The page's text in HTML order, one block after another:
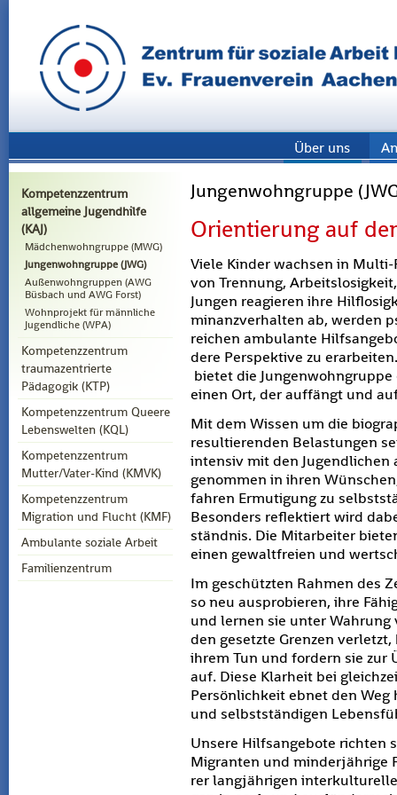
Über uns
Kompetenzzentrum
allgemeine Jugendhilfe
(KAJ)
Mädchenwohngruppe (MWG)
Jungenwohngruppe (JWG)
Außenwohngruppen (AWG
Büsbach und AWG Forst)
Wohnprojekt für männliche
Jugendliche (WPA)
Kompetenzzentrum
traumazentrierte
Pädagogik (KTP)
Kompetenzzentrum Queere
Lebenswelten (KQL)
Kompetenzzentrum
Mutter/Vater-Kind (KMVK)
Kompetenzzentrum
Migration und Flucht (KMF)
Ambulante soziale Arbeit
Familienzentrum
Jungenwohngruppe
Ori­en­tie­rung auf
Viele Kin­der wach­sen in
von Tren­nung,
Jun­gen re­agie­ren ihre
mi­nanz­ver­hal­ten ab, wer­den
rei­chen am­bu­lan­te
de­re Per­spek­ti­ve zu
bie­tet die
einen Ort, der auf­fängt und
Mit dem Wis­sen um die
re­sul­tie­ren­den Be­las­tun­gen
in­ten­siv mit den Ju­gend­li­chen
ge­nom­men in ihren
fah­ren Er­mu­ti­gung zu
Be­son­ders re­flek­tiert wird
ständ­nis. Die Mit­ar­bei­ter
einen ge­walt­frei­en und
Im ge­schütz­ten Rah­men des
so neu aus­pro­bie­ren, ihre
und ler­nen sie unter Wah­rung
den ge­setz­te Gren­zen
ihrem Tun und for­dern sie zur
auf. Diese Klar­heit bei
Per­sön­lich­keit ebnet den
und selbst­stän­di­gen
Un­se­re Hilfs­an­ge­bo­te rich­ten
Mi­gran­ten und min­der­jäh­ri­ge
rer lang­jäh­ri­gen